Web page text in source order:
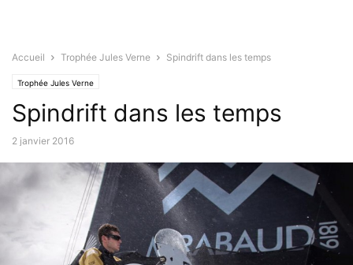
Accueil Trophée Jules Verne Spindrift dans les temps
Trophée Jules Verne
Spindrift dans les temps
2 janvier 2016